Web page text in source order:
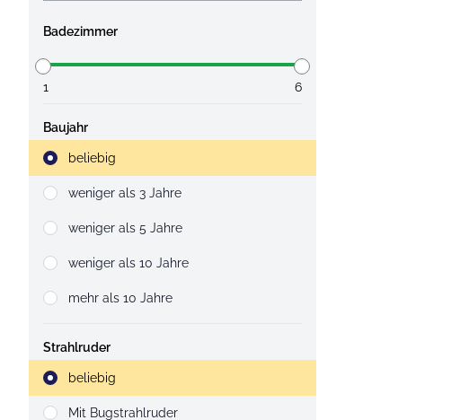
Badezimmer
1 6
Baujahr
Strahlruder
beliebig
weniger als 3 Jahre
weniger als 5 Jahre
weniger als 10 Jahre
mehr als 10 Jahre
Strahlruder
Strahlruder
beliebig
Mit Bugstrahlruder